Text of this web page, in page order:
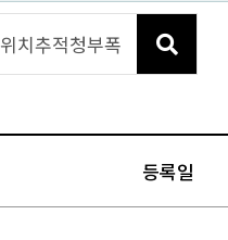
등록일